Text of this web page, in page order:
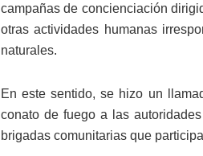
campañas de concienciación
otras actividades humanas
naturales.
En este sentido, se hizo un
conato de fuego a las
brigadas comunitarias que